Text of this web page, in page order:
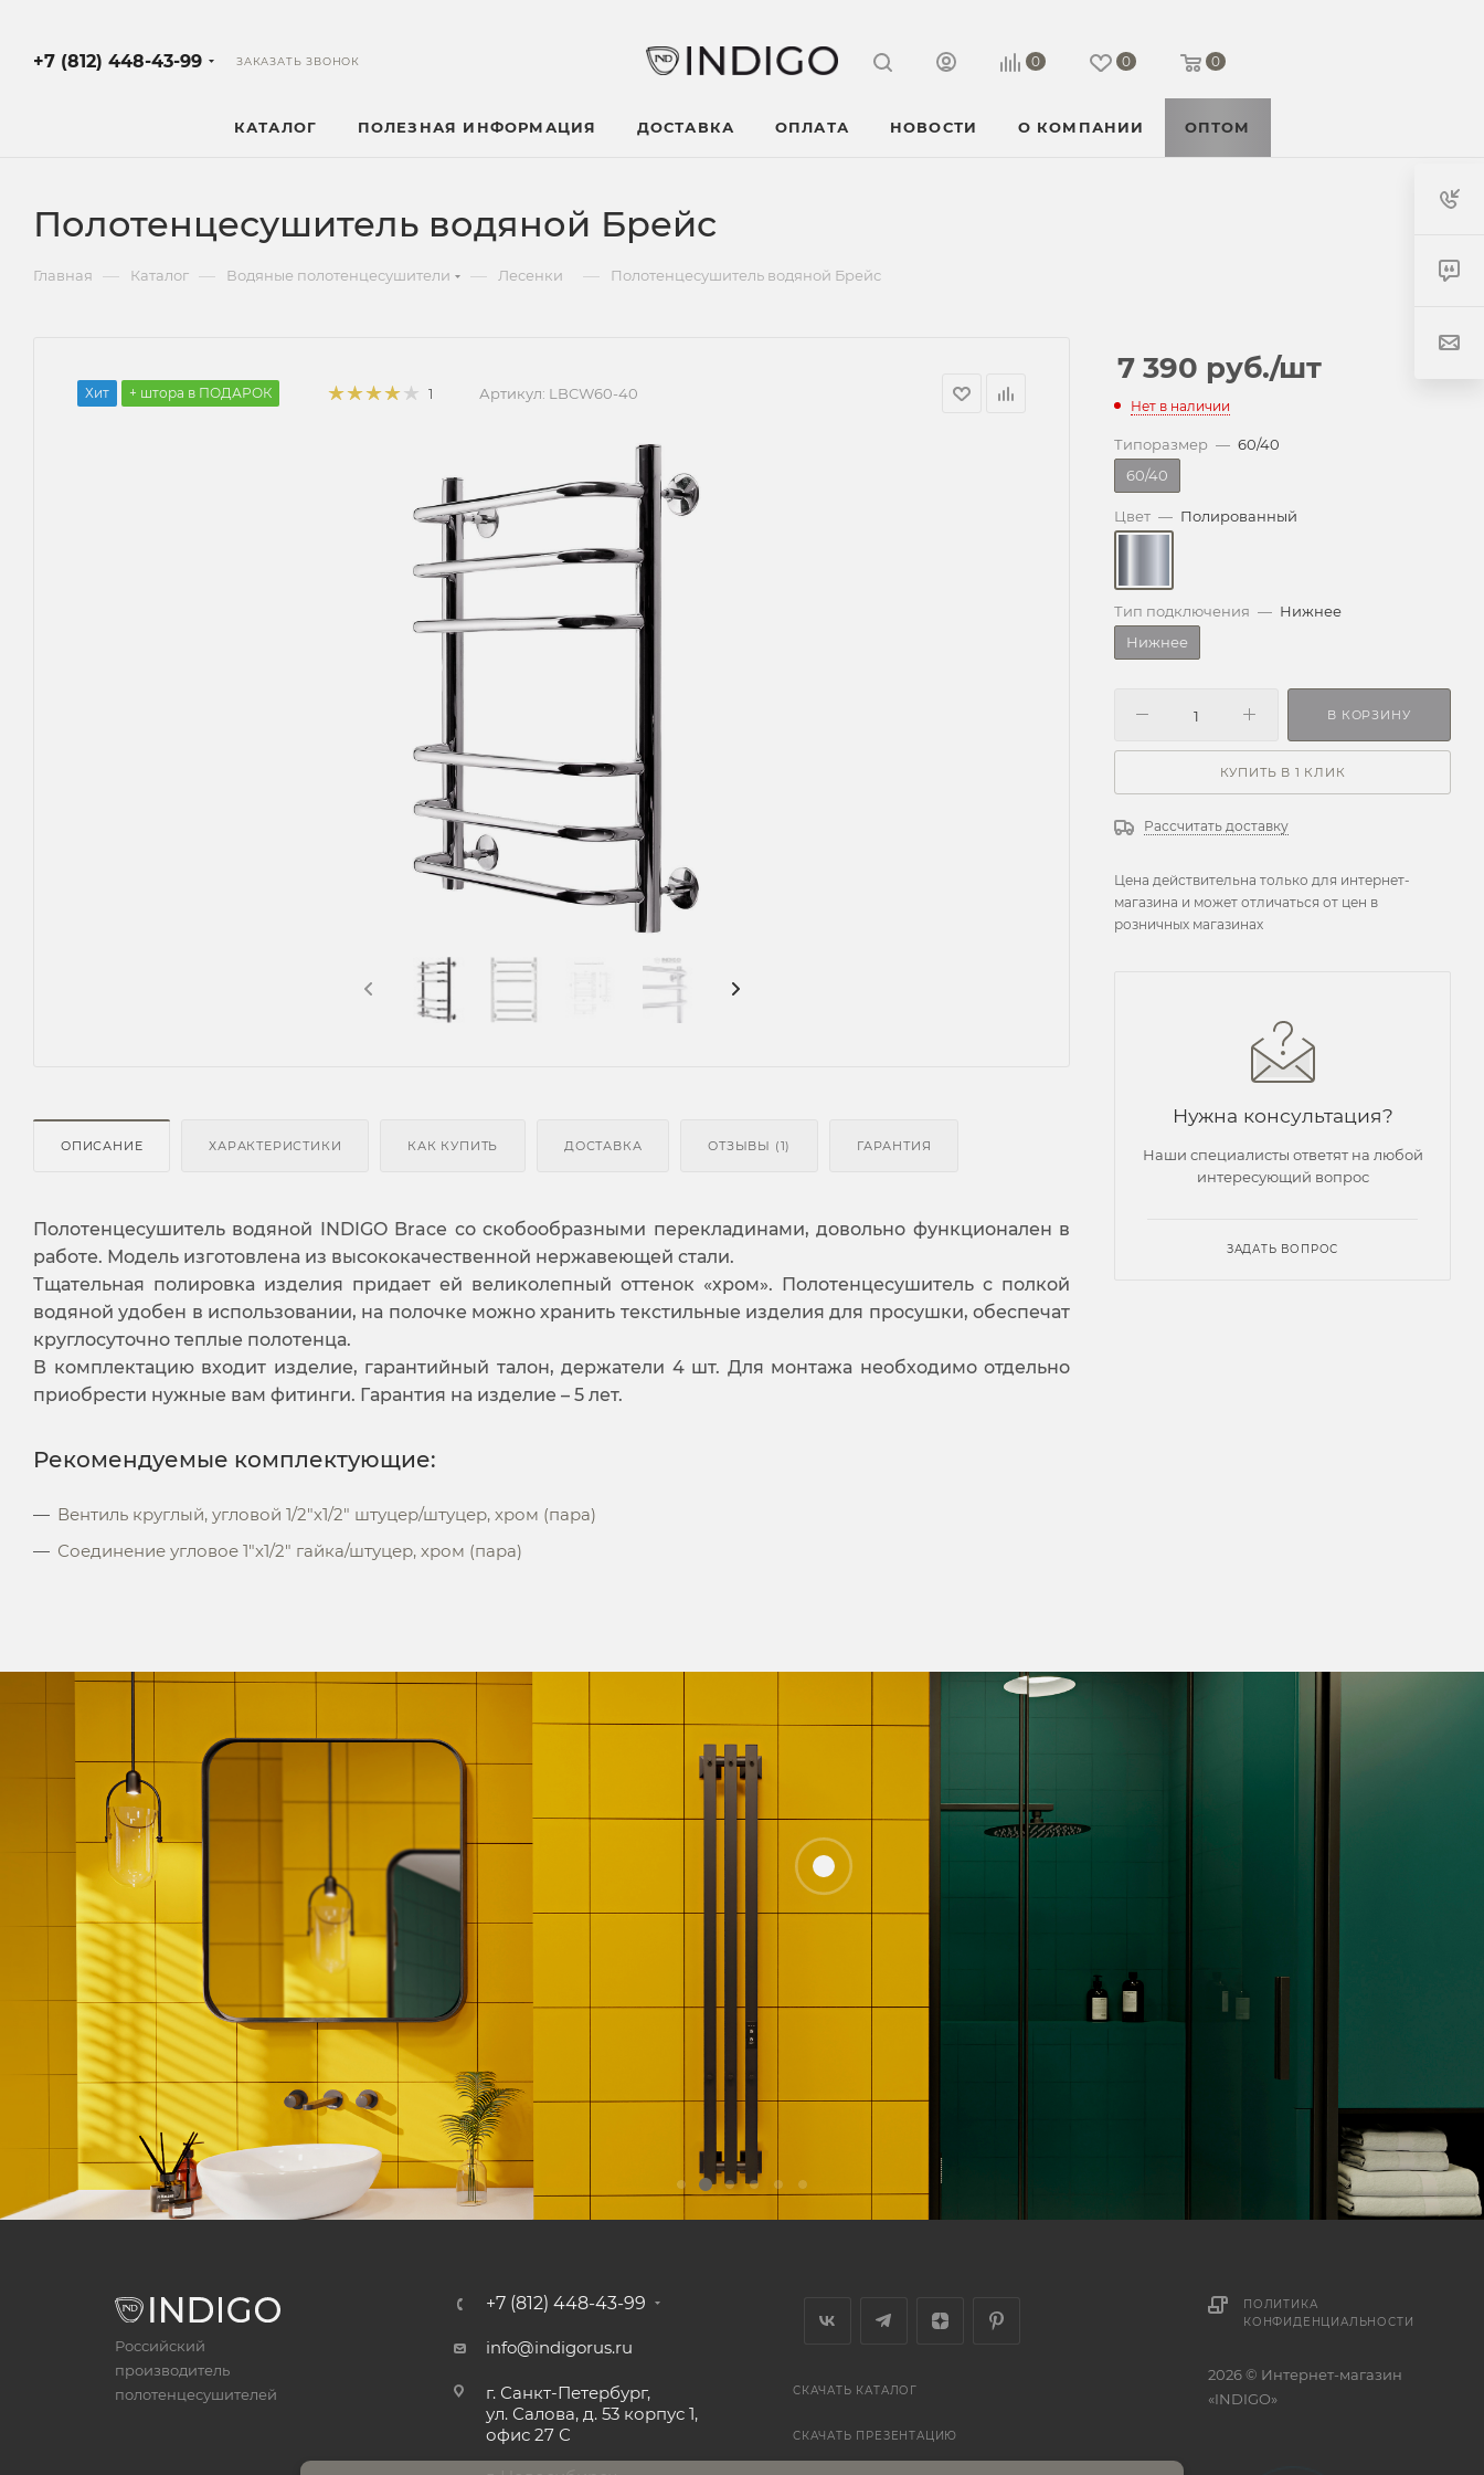
+7 (812) 448-43-99 ЗАКАЗАТЬ ЗВОНОК 0 0 0
КАТАЛОГ ПОЛЕЗНАЯ ИНФОРМАЦИЯ ДОСТАВКА ОПЛАТА НОВОСТИ О КОМПАНИИ ОПТОМ
Полотенцесушитель водяной Брейс
Главная — Каталог — Водяные полотенцесушители — Лесенки — Полотенцесушитель водяной Брейс
Хит + штора в ПОДАРОК 1 Артикул: LBCW60-40
ОПИСАНИЕ ХАРАКТЕРИСТИКИ КАК КУПИТЬ ДОСТАВКА ОТЗЫВЫ (1) ГАРАНТИЯ
Полотенцесушитель водяной INDIGO Brace со скобообразными перекладинами, довольно функционален в
работе. Модель изготовлена из высококачественной нержавеющей стали.
Тщательная полировка изделия придает ей великолепный оттенок «хром». Полотенцесушитель с полкой
водяной удобен в использовании, на полочке можно хранить текстильные изделия для просушки, обеспечат
круглосуточно теплые полотенца.
В комплектацию входит изделие, гарантийный талон, держатели 4 шт. Для монтажа необходимо отдельно
приобрести нужные вам фитинги. Гарантия на изделие – 5 лет.
Рекомендуемые комплектующие:
Вентиль круглый, угловой 1/2"х1/2" штуцер/штуцер, хром (пара)
Соединение угловое 1"x1/2" гайка/штуцер, хром (пара)
7 390 руб./шт
Нет в наличии
Типоразмер — 60/40
60/40
Цвет — Полированный
Тип подключения — Нижнее
Нижнее
В КОРЗИНУ
КУПИТЬ В 1 КЛИК
Рассчитать доставку
Цена действительна только для интернет-
магазина и может отличаться от цен в
розничных магазинах
Нужна консультация?
Наши специалисты ответят на любой
интересующий вопрос
ЗАДАТЬ ВОПРОС
Российский
производитель
полотенцесушителей
+7 (812) 448-43-99
info@indigorus.ru
г. Санкт-Петербург,
ул. Салова, д. 53 корпус 1,
офис 27 С
СКАЧАТЬ КАТАЛОГ
СКАЧАТЬ ПРЕЗЕНТАЦИЮ
ПОЛИТИКА
КОНФИДЕНЦИАЛЬНОСТИ
2026 © Интернет-магазин
«INDIGO»